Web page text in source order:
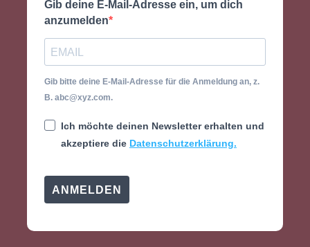
Gib deine E-Mail-Adresse ein, um dich
anzumelden
Gib bitte deine E-Mail-Adresse für die Anmeldung an, z.
B. abc@xyz.com.
Ich möchte deinen Newsletter erhalten und
akzeptiere die Datenschutzerklärung.
ANMELDEN